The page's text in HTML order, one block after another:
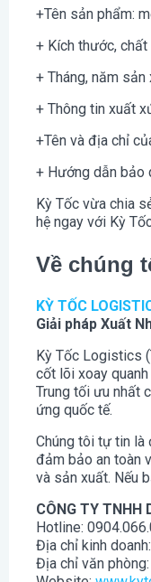
+Tên sản phẩm:
+ Kích thước,
+ Tháng, năm sản
+ Thông tin xuất
+Tên và địa chỉ
+ Hướng dẫn bảo
Kỳ Tốc vừa chia
hệ ngay với Kỳ
Về chúng
KỲ TỐC
Giải pháp Xuất
Kỳ Tốc Logistics
cốt lõi xoay
Trung tối ưu nhất
ứng quốc tế.
Chúng tôi tự tin là
đảm bảo an toàn
và sản xuất. Nếu
CÔNG TY TNHH
Hotline:
Địa chỉ kinh
Địa chỉ văn phòng: